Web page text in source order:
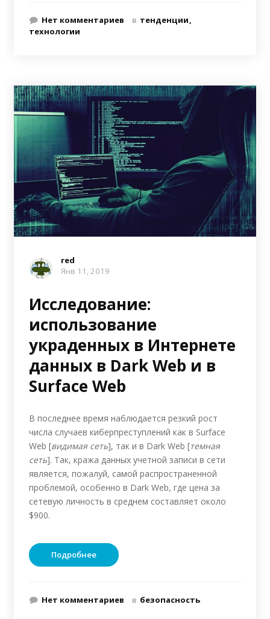
Нет комментариев в тенденции
технологии
red
Янв 11, 2019
Исследование:
использование
украденных в Интернете
данных в Dark Web и в
Surface Web
В последнее время наблюдается резкий рост
числа случаев киберпреступлений как в Surface
Web [видимая сеть], так и в Dark Web [темная
сеть]. Так, кража данных учетной записи в сети
является, пожалуй, самой распространенной
проблемой, особенно в Dark Web, где цена за
сетевую личность в среднем составляет около
$900.
Подробнее
Нет комментариев в безопасность